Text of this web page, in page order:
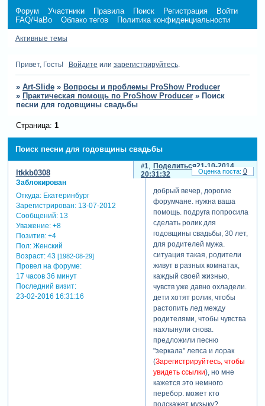
Форум Участники Правила Поиск Регистрация
Войти
FAQ/ЧаВо
Облако тегов Политика конфиденциальности
Активные темы
Привет, Гость! Войдите или зарегистрируйтесь.
» Art-Slide » Вопросы и проблемы ProShow Producer
» Практическая помощь по ProShow Producer » Поиск
песни для годовщины свадьбы
Поиск песни для годовщины свадьбы
Страница: 1
Поделиться
1
21-10-2014
20:31:32
ltkkb0308
Заблокирован
Откуда:Екатеринбург
Зарегистрирован: 13-07-2012
Сообщений:13
Уважение: +8
Позитив: +4
Пол:Женский
Возраст:43 [1982-08-29]
Провел на форуме:
17 часов 36 минут
Последний визит:
23-02-2016 16:31:16
добрый вечер, дорогие
форумчане. нужна ваша
помощь. подруга попросила
сделать ролик для
годовщины свадьбы, 30 лет,
для родителей мужа.
ситуация такая, родители
живут в разных комнатах,
каждый своей жизнью,
чувств уже давно охладели.
дети хотят ролик, чтобы
растопить лед между
родителями, чтобы чувства
нахлынули снова.
предложили песню
"зеркала" лепса и лорак
(Зарегистрируйтесь, чтобы
увидеть ссылки), но мне
кажется это немного
перебор. может кто
0